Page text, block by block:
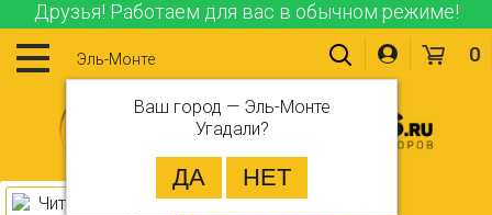
Друзья! Работаем для вас в обычном режиме!
Эль-Монте
Ваш город — Эль-Монте
Угадали?
0